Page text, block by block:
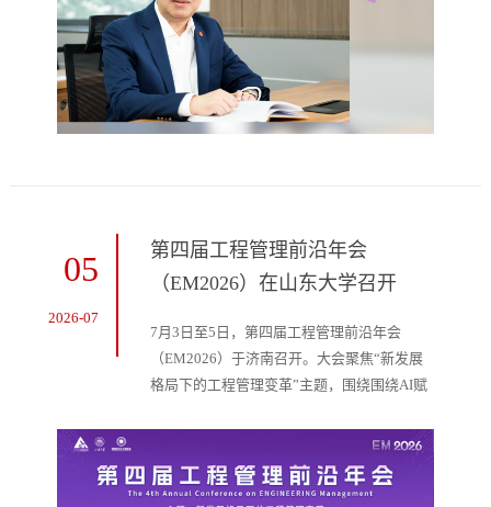
05
2026-07
第四届工程管理前沿年会
（EM2026）在山东大学召开
7月3日至5日，第四届工程管理前沿年会
（EM2026）于济南召开。大会聚焦“新发展
格局下的工程管理变革”主题，围绕围绕AI赋
工程治理等前沿议题开展多层次学术研讨。本
次大会线下参会代表总计有1000余人，其中
包括国家级高层次人才184位。注册参会嘉宾